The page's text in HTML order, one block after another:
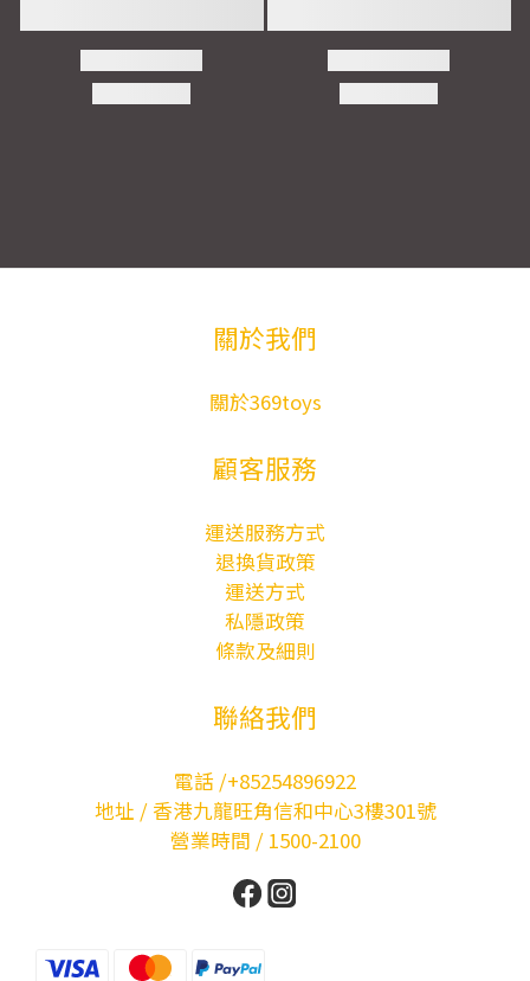
關於我們
關於369toys
顧客服務
運送服務方式
退換貨政策
運送方式
私隱政策
條款及細則
聯絡我們
電話 /+85254896922
地址 / 香港九龍旺角信和中心3樓301號
營業時間 / 1500-2100